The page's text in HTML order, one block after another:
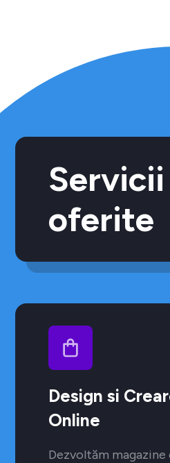
Servicii
oferite
Design si
Online
Dezvoltăm magazine